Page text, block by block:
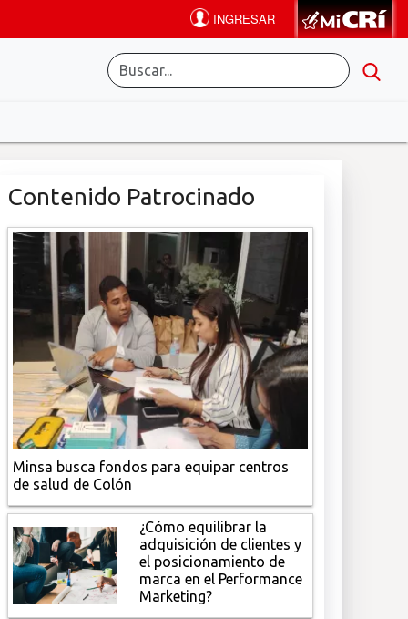
Contenido Patrocinado
Minsa busca fondos para equipar centros
de salud de Colón
¿Cómo equilibrar la
adquisición de clientes y
el posicionamiento de
marca en el Performance
Marketing?